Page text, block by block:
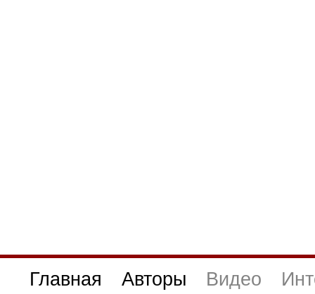
Главная Авторы Видео